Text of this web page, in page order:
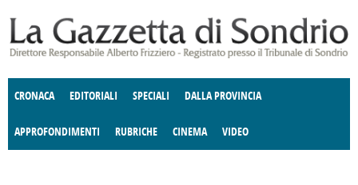
CRONACA EDITORIALI SPECIALI DALLA PROVINCIA
APPROFONDIMENTI RUBRICHE CINEMA VIDEO